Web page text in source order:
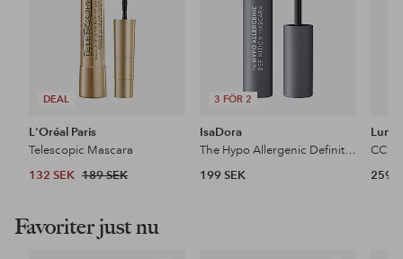
DEAL
L'Oréal Paris
Telescopic Mascara
132 SEK 189 SEK
3 FÖR 2
IsaDora
The Hypo Allergenic Definition Mascara
199 SEK
259
Favoriter just nu